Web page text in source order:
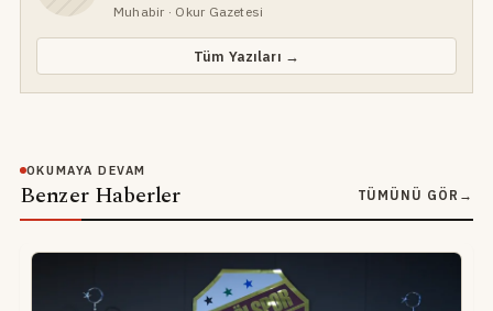
Muhabir · Okur Gazetesi
Tüm Yazıları →
OKUMAYA DEVAM
Benzer Haberler TÜMÜNÜ GÖR →